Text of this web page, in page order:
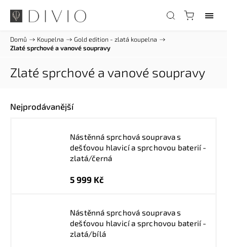
Domů / Koupelna / Gold edition - zlatá koupelna /
Zlaté sprchové a vanové soupravy
Zlaté sprchové a vanové soupravy
Nejprodávanější
Nástěnná sprchová souprava s
dešťovou hlavicí a sprchovou baterií -
zlatá/černá
5 999 Kč
Nástěnná sprchová souprava s
dešťovou hlavicí a sprchovou baterií -
zlatá/bílá